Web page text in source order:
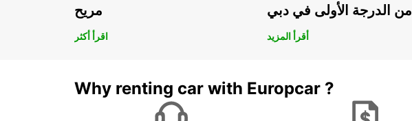
مريح
اقرأ أكثر
من الدرجة الأولى في دبي
أقرأ المزيد
Why renting car with Europcar ?